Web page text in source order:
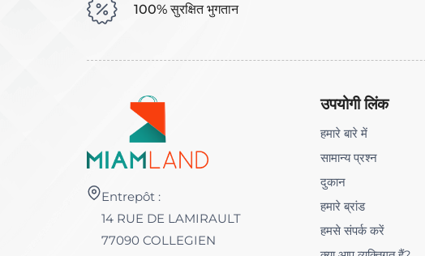
100% सुरक्षित भुगतान
Entrepôt :
14 RUE DE LAMIRAULT
77090 COLLEGIEN
उपयोगी लिंक
हमारे बारे में
सामान्य प्रश्न
दुकान
हमारे ब्रांड
हमसे संपर्क करें